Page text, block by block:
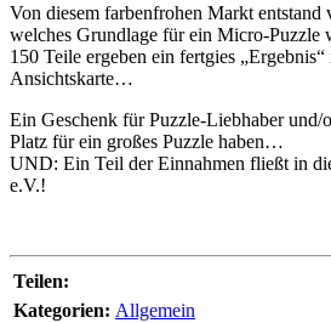
Von diesem farbenfrohen Markt entstand
welches Grundlage für ein Micro-Puzzle
150 Teile ergeben ein fertgies
Ansichtskarte…
Ein Geschenk für Puzzle-Liebhaber und/
Platz für ein großes Puzzle haben…
UND: Ein Teil der Einnahmen fließt in
e.V.!
Teilen:
Kategorien: Allgemein